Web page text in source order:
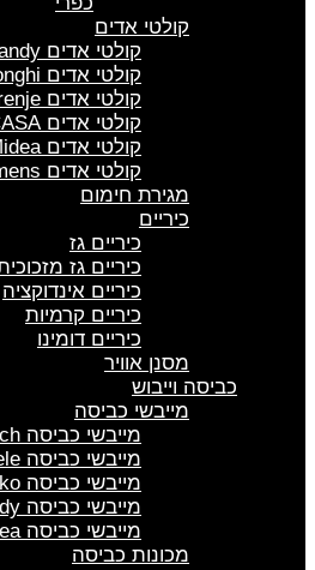
קולטי אדים
קולטי אדים Candy
קולטי אדים Delonghi
קולטי אדים gorenje
קולטי אדים LACASA
קולטי אדים Midea
קולטי אדים Siemens
מגירת חימום
כיריים
כיריים גז
כיריים גז
כיריים אינדוקציה
כיריים קרמיות
כיריים דומינו
מסנן אוויר
כביסה וייבוש
מייבשי כביסה
מייבשי כביסה Bosch
מייבשי כביסה Miele
מייבשי כביסה beko
מייבשי כביסה Candy
מייבשי כביסה midea
מכונות כביסה